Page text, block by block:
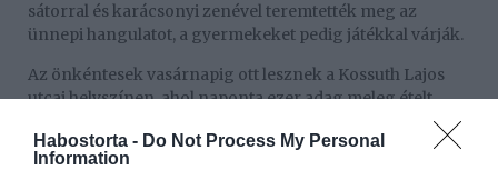
Habostorta - Do Not Process My Personal
Information
sátorral és karácsonyi zenével teremtették meg az
ünnepi hangulatot, a gyermekeket pedig játékkal várják.
Az önkéntesek vasárnapig ott lesznek a Kossuth Lajos
utcai helyszínen, ahol naponta ezer adag meleg ételt
Csoport hétmillió forinttal támogatta az első két nap
megvalósítását, s önkénteseik is közreműködnek az